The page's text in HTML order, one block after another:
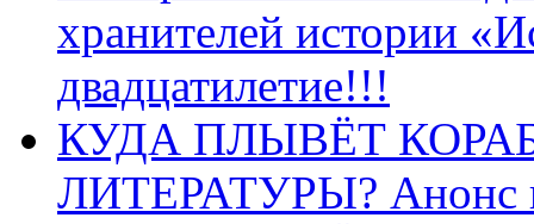
хранителей истории
двадцатилетие!!!
КУДА ПЛЫВЁТ
ЛИТЕРАТУРЫ? Анонс